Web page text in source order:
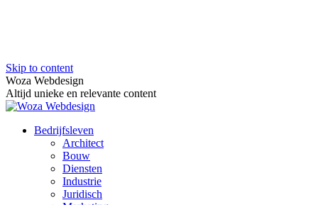
Skip to content
Woza Webdesign
Altijd unieke en relevante content
Bedrijfsleven
Architect
Bouw
Diensten
Industrie
Juridisch